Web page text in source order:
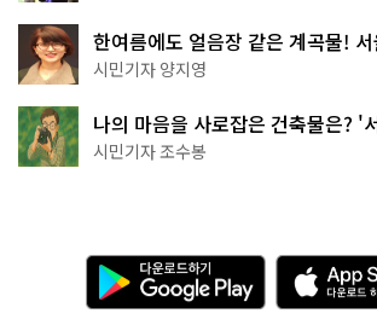
한여름에도 얼음장 같은 계곡물!
천국이네~
시민기자 양지영
나의 마음을 사로잡은 건축물은? '
상작 공개!
시민기자 조수봉
다
운
로
A
p
p